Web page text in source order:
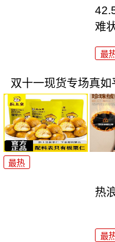
难
最
双十一现货专场真如
最热
热
最